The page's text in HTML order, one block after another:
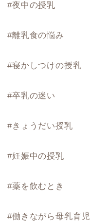
#夜中の授乳
#離乳食の悩み
#寝かしつけの授乳
#卒乳の迷い
#きょうだい授乳
#妊娠中の授乳
#薬を飲むとき
#働きながら母乳育児